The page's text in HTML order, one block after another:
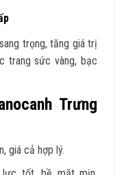
trọng, tăng giá trị
trang sức vàng, bạc
Trưng
giá cả hợp lý.